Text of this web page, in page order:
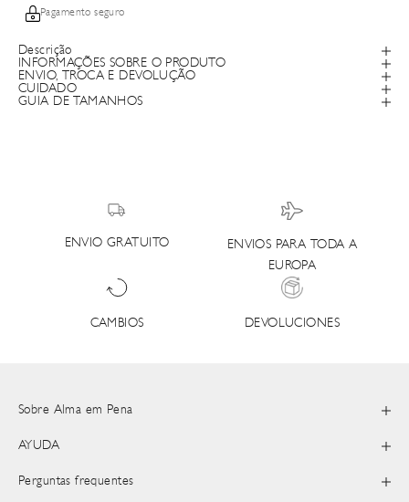
Pagamento seguro
Descrição
INFORMAÇÕES SOBRE O PRODUTO
ENVIO, TROCA E DEVOLUÇÃO
CUIDADO
GUIA DE TAMANHOS
ENVIO GRATUITO
ENVIOS PARA TODA A
EUROPA
CAMBIOS DEVOLUCIONES
Sobre Alma em Pena
AYUDA
Perguntas frequentes